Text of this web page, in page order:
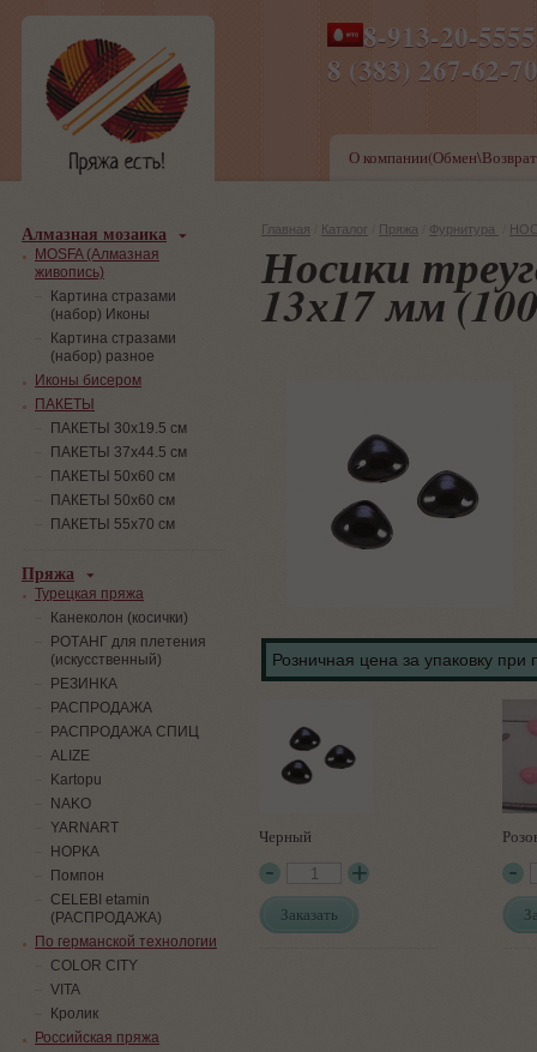
8-913-20-
8 (383) 267-
ПН-ПТ 8-17,СБ-ВС 9-
О
Главная Каталог Пряжа Фурнитура
Носики
13х17 мм
Розничная цена за упаковку при
Черный
Заказать
Алмазная мозаика
MOSFA (Алмазная
живопись)
Картина стразами
(набор) Иконы
Картина стразами
(набор) разное
Иконы бисером
ПАКЕТЫ
ПАКЕТЫ 30х19.5 см
ПАКЕТЫ 37х44.5 см
ПАКЕТЫ 50х60 см
ПАКЕТЫ 50х60 см
ПАКЕТЫ 55х70 см
Пряжа
Турецкая пряжа
Канеколон (косички)
РОТАНГ для плетения
(искусственный)
PЕЗИНКА
РАСПРОДАЖА
РАСПРОДАЖА СПИЦ
ALIZE
Kartopu
NAKO
YARNART
НОРКА
Помпон
СELEBI etamin
(РАСПРОДАЖА)
По германской технологии
COLOR CITY
VITA
Кролик
Российская пряжа